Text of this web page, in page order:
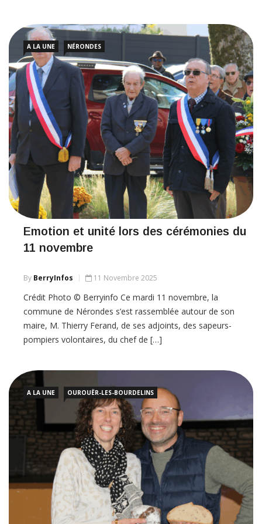
A LA UNE NÉRONDES
Emotion et unité lors des cérémonies du
11 novembre
By BerryInfos 11 Novembre 2025
Crédit Photo © Berryinfo Ce mardi 11 novembre, la
commune de Nérondes s’est rassemblée autour de son
maire, M. Thierry Ferand, de ses adjoints, des sapeurs-
pompiers volontaires, du chef de […]
A LA UNE OUROUËR-LES-BOURDELINS